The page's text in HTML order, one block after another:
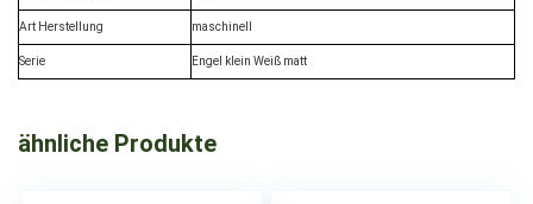
Art Herstellung maschinell
Serie Engel klein Weiß matt
ähnliche Produkte